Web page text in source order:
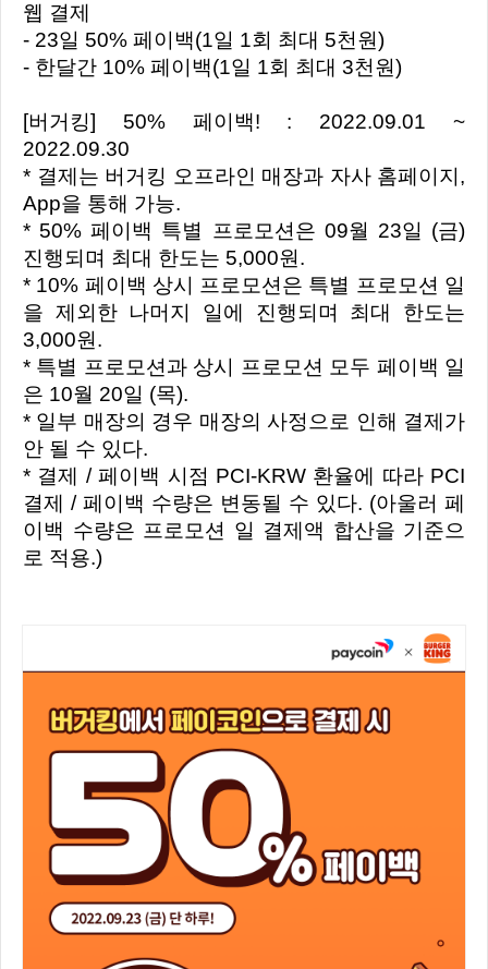
웹 결제
- 23일 50% 페이백(1일 1회 최대 5천원)
- 한달간 10% 페이백(1일 1회 최대 3천원)
[버거킹] 50% 페이백! : 2022.09.01 ~
2022.09.30
* 결제는 버거킹 오프라인 매장과 자사 홈페이지,
App을 통해 가능.
* 50% 페이백 특별 프로모션은 09월 23일 (금)
진행되며 최대 한도는 5,000원.
* 10% 페이백 상시 프로모션은 특별 프로모션 일
을 제외한 나머지 일에 진행되며 최대 한도는
3,000원.
* 특별 프로모션과 상시 프로모션 모두 페이백 일
은 10월 20일 (목).
* 일부 매장의 경우 매장의 사정으로 인해 결제가
안 될 수 있다.
* 결제 / 페이백 시점 PCI-KRW 환율에 따라 PCI
결제 / 페이백 수량은 변동될 수 있다. (아울러 페
이백 수량은 프로모션 일 결제액 합산을 기준으
로 적용.)